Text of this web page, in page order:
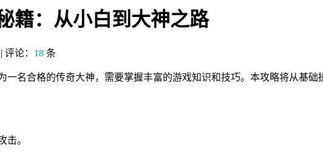
籍：从小白到大神之路
评论： 18 条
名合格的传奇大神，需要掌握丰富的游戏知识和技巧。本攻略将从基
击。